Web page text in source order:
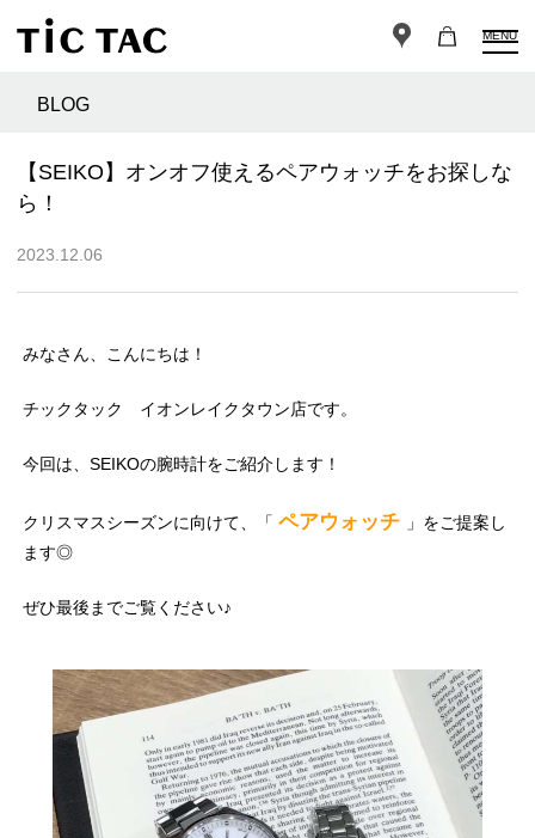
MENU
BLOG
【SEIKO】オンオフ使えるペアウォッチをお探しな
ら！
2023.12.06
みなさん、こんにちは！
チックタック イオンレイクタウン店です。
今回は、SEIKOの腕時計をご紹介します！
クリスマスシーズンに向けて、「 ペアウォッチ
」をご提案し
ます◎
ぜひ最後までご覧ください♪